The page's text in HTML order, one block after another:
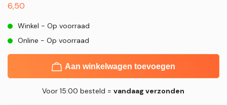
Normale
6,50
Winkel - Op voorraad
Online - Op voorraad
Aan winkelwagen toevoegen
Voor 15:00 besteld =vandaag verzonden